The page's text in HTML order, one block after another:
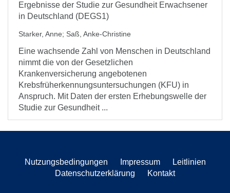
Ergebnisse der Studie zur Gesundheit Erwachsener
in Deutschland (DEGS1)
Starker, Anne; Saß, Anke-Christine
Eine wachsende Zahl von Menschen in Deutschland
nimmt die von der Gesetzlichen
Krankenversicherung angebotenen
Krebsfrüherkennungsuntersuchungen (KFU) in
Anspruch. Mit Daten der ersten Erhebungswelle der
Studie zur Gesundheit ...
Nutzungsbedingungen Impressum
Leitlinien
Datenschutzerklärung
Kontakt